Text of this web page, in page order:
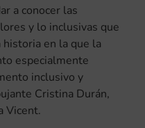
a conocer las
y lo inclusivas que
historia en la que la
especialmente
inclusivo y
Cristina Durán,
Vicent.